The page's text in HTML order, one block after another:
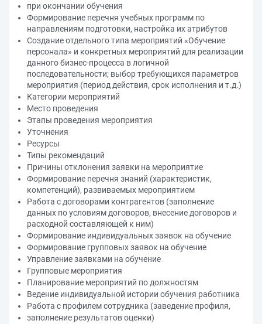
при окончании обучения
Формирование перечня учебных программ по
направлениям подготовки, настройка их атрибутов
Создание отдельного типа мероприятий «Обучение
персонала» и конкретных мероприятий для реализации
данного бизнес-процесса в логичной
последовательности; выбор требующихся параметров
мероприятия (период действия, срок исполнения и т.д.)
Категории мероприятий
Место проведения
Этапы проведения мероприятия
Уточнения
Ресурсы
Типы рекомендаций
Причины отклонения заявки на мероприятие
Формирование перечня знаний (характеристик,
компетенций), развиваемых мероприятием
Работа с договорами контрагентов (заполнение
данных по условиям договоров, внесение договоров и
расходной составляющей к ним)
Формирование индивидуальных заявок на обучение
Формирование групповых заявок на обучение
Управление заявками на обучение
Групповые мероприятия
Планирование мероприятий по должностям
Ведение индивидуальной истории обучения работника
Работа с профилем сотрудника (заведение профиля,
заполнение результатов оценки)